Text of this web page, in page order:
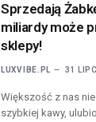
Sprzedają
miliardy może
sklepy!
LUXVIBE.PL 31
Większość z nas
szybkiej kawy,